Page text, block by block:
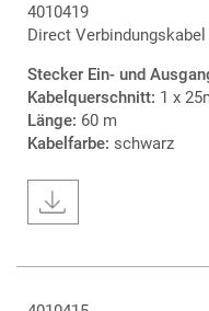
4010419
Direct Verbindungskabel
Stecker Ein- und
Kabelquerschnitt: 1 x
Länge: 60 m
Kabelfarbe: schwarz